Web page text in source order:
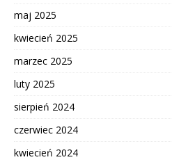
maj 2025
kwiecień 2025
marzec 2025
luty 2025
sierpień 2024
czerwiec 2024
kwiecień 2024